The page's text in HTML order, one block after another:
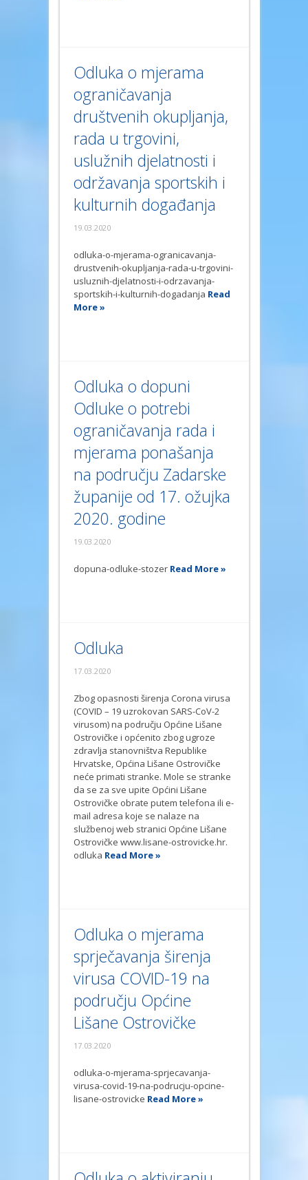
Odluka o mjerama
ograničavanja
društvenih okupljanja,
rada u trgovini,
uslužnih djelatnosti i
održavanja sportskih i
kulturnih događanja
19.03.2020
odluka-o-mjerama-ogranicavanja-
drustvenih-okupljanja-rada-u-trgovini-
usluznih-djelatnosti-i-odrzavanja-
sportskih-i-kulturnih-dogadanja Read
More »
Odluka o dopuni
Odluke o potrebi
ograničavanja rada i
mjerama ponašanja
na području Zadarske
županije od 17. ožujka
2020. godine
19.03.2020
dopuna-odluke-stozer Read More »
Odluka
17.03.2020
Zbog opasnosti širenja Corona virusa
(COVID – 19 uzrokovan SARS-CoV-2
virusom) na području Općine Lišane
Ostrovičke i općenito zbog ugroze
zdravlja stanovništva Republike
Hrvatske, Općina Lišane Ostrovičke
neće primati stranke. Mole se stranke
da se za sve upite Općini Lišane
Ostrovičke obrate putem telefona ili e-
mail adresa koje se nalaze na
službenoj web stranici Općine Lišane
Ostrovičke www.lisane-ostrovicke.hr.
odluka Read More »
Odluka o mjerama
sprječavanja širenja
virusa COVID-19 na
području Općine
Lišane Ostrovičke
17.03.2020
odluka-o-mjerama-sprjecavanja-
virusa-covid-19-na-podrucju-opcine-
lisane-ostrovicke Read More »